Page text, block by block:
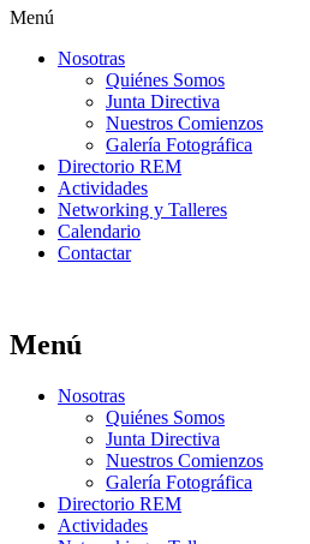
Menú
Nosotras
Quiénes Somos
Junta Directiva
Nuestros Comienzos
Galería Fotográfica
Directorio REM
Actividades
Networking y Talleres
Calendario
Contactar
Menú
Nosotras
Quiénes Somos
Junta Directiva
Nuestros Comienzos
Galería Fotográfica
Directorio REM
Actividades